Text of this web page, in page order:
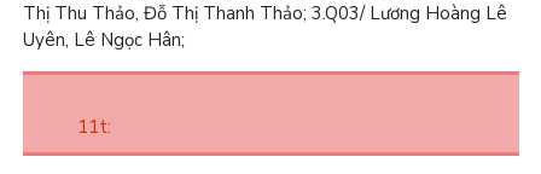
Thị Thu Thảo, Đỗ Thị Thanh Thảo; 3.Q03/ Lương Hoàng Lê
Uyên, Lê Ngọc Hân;
11t: